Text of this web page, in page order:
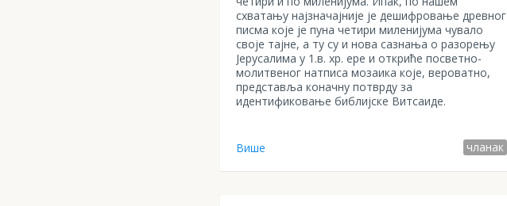
схватању најзначајније је дешифровање древног
писма које је пуна четири миленијума чувало
своје тајне, а ту су и нова сазнања о разорењу
Јерусалима у 1.в. хр. ере и откриће посветно-
молитвеног натписа мозаика које, вероватно,
представља коначну потврду за
идентификовање библијске Витсаиде.
Више чланак